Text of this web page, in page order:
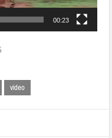
00:23
video